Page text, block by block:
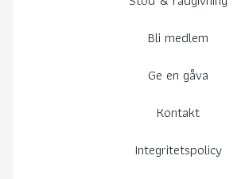
Bli medlem
Ge en gåva
Kontakt
Integritetspolicy